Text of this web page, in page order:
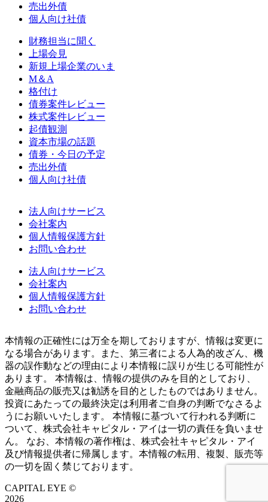
売出外債
個人向け社債
財務担当に聞く
上場会見
新規上場企業のいま
M＆A
格付け
債券案件レビュー
株式案件レビュー
起債観測
資本市場の話題
債券・今日の予定
売出外債
個人向け社債
法人向けサービス
会社案内
個人情報保護方針
お問い合わせ
法人向けサービス
会社案内
個人情報保護方針
お問い合わせ
本情報の正確性には万全を期しておりますが、情報は変更に
なる場合があります。また、第三者による人為的改ざん、機
器の誤作動などの理由により本情報に誤りが生じる可能性が
あります。 本情報は、情報の提供のみを目的としており、
金融商品の販売又は勧誘を目的としたものではありません。
投資にあたっての最終決定は利用者ご自身の判断でなさるよ
うにお願いいたします。 本情報に基づいて行われる判断に
ついて、株式会社キャピタル・アイは一切の責任を負いませ
ん。 なお、本情報の著作権は、株式会社キャピタル・アイ
及び情報提供者に帰属します。本情報の転用、複製、販売等
の一切を固く禁じております。
CAPITAL EYE ©
2026